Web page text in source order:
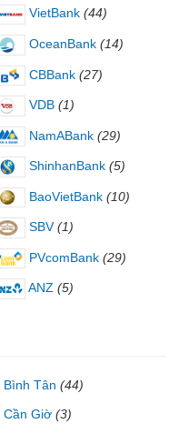
VietBank (44)
OceanBank (14)
CBBank (27)
VDB (1)
NamABank (29)
ShinhanBank (5)
BaoVietBank (10)
SBV (1)
PVcomBank (29)
ANZ (5)
Bình Tân (44)
Cần Giờ (3)